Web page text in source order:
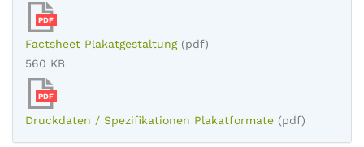
PDF
Factsheet Plakatgestaltung (pdf)
560 KB
PDF
Druckdaten / Spezifikationen Plakatformate (pdf)